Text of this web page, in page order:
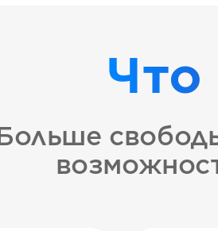
Что
Больше